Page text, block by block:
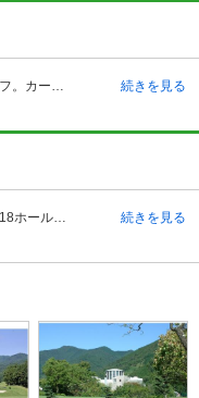
大月カントリークラブの予約ならじゃらんゴルフ。カートの有無や利用税、キャンセル料、ナイター設備、駐車場などのコース情報はもちろん、口コミ、フォトギャラリーなどコースの難易度や攻略に役立つ情報充実、予約する度にポイントが貯まるのでお得にゴルフをお楽しみ頂けます。 山梨県大月市の大月カントリークラブは、大月インターチェンジから車で約26分、鳥沢駅からタクシーで約7分の場所にあるゴルフ場です。都心からのアクセスもよいため、山梨県内からだけでなく、首都圏からもゴルファーが訪れます。四季の彩りも美しいゴルフ場で、春は桜や藤・コブシ、夏は紫陽花や百日紅、秋は山茶花や木々の紅葉、冬は梅などが目を楽しませてくれます。安田幸吉氏の手により昭和60年に開場。歴史を重ね、充実のときを迎えています。クラブハウスの自慢はなんといってもレストラン。料理長が腕によりをかけて食事をつくっています。パーティーメニューもあり、大勢のゴルフにも対応できます。さわやかなキャディとおもてなしの心をもったスタッフも評判となっています。 続きを見る
四季の花樹と富士山の景観が美しくマッチした18ホールの 丘陵コースです。ハイキングコースで知られる扇山の南斜面につくられているため、どのホールからも富士山のさまざまな様子が眺望できます。名物ホールは3番、6番、18番です。3番は、ストレートなフェアウェイの中央に松の木が1本立っている気持ちのよいホール。景観としてはよいですが、ティショットの際には松の木が気になるため注意が必要です。6番は左ドッグレッグ。ティショットはつい左をねらう設計になっていますが、OBがあるため、慎重にいかなくてはなりません。18番は、フラットながら池越えがあります。広々としていますが、反面大きな木の林や森が無いためにピンまでの距離がわかりにくく意外に難しさがあります。 続きを見る